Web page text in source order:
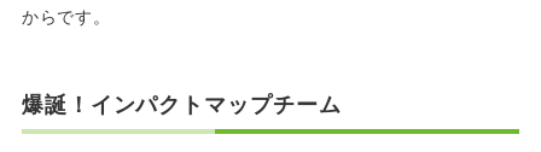
からです。
爆誕！インパクトマップチーム